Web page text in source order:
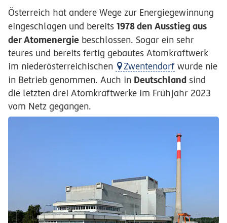
Österreich hat andere Wege zur Energiegewinnung
eingeschlagen und bereits 1978 den Ausstieg aus
der Atomenergie beschlossen. Sogar ein sehr
teures und bereits fertig gebautes Atomkraftwerk
im niederösterreichischen
Zwentendorf wurde nie
in Betrieb genommen. Auch in Deutschland sind
die letzten drei Atomkraftwerke im Frühjahr 2023
vom Netz gegangen.